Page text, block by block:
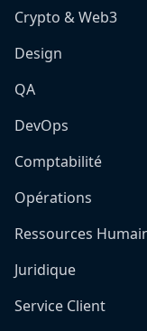
Crypto & Web3
Design
QA
DevOps
Comptabilité
Opérations
Ressources
Juridique
Service Client